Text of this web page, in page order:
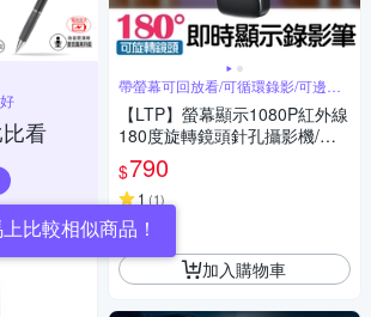
看
比較相似商品！
帶螢幕可回放看/可循環錄影/可邊充
邊錄
【LTP】螢幕顯示1080P紅外線
180度旋轉鏡頭針孔攝影機/密
錄器
$790
1 (1)
券
加入購物車